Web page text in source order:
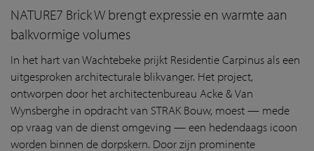
NATURE7 Brick W brengt expressie en warmte aan
balkvormige volumes
In het hart van Wachtebeke prijkt Residentie Carpinus als een
uitgesproken architecturale blikvanger. Het project,
ontworpen door het architectenbureau Acke & Van
Wynsberghe in opdracht van STRAK Bouw, moest — mede
op vraag van de dienst omgeving — een hedendaags icoon
worden binnen de dorpskern. Door zijn prominente